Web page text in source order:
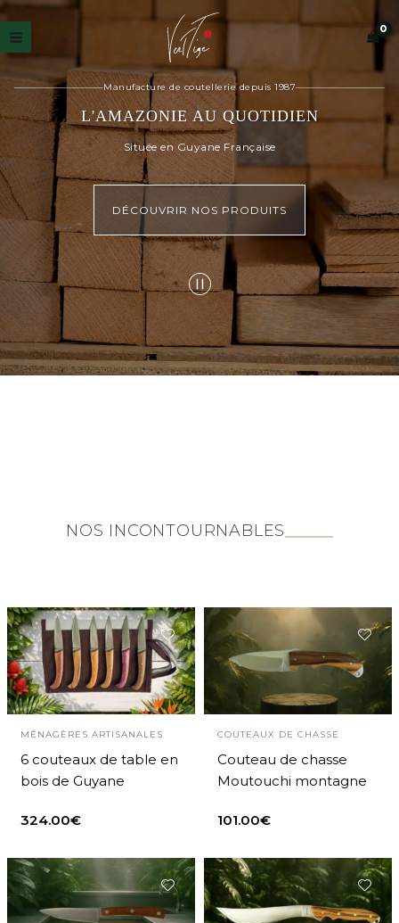
Aller
Manufacture de coutellerie depuis 1987
L'AMAZONIE AU QUOTIDIEN
Située en Guyane Française
DÉCOUVRIR NOS PRODUITS
NOS INCONTOURNABLES
MÉNAGÈRES ARTISANALES
6 couteaux de table en
bois de Guyane
324.00€
COUTEAUX DE CHASSE
Couteau de chasse
Moutouchi montagne
101.00€